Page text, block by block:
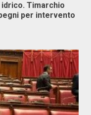
idrico. Timarchio
per intervento